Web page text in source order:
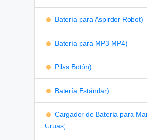
Batería para Aspirdor Robot)
Batería para MP3 MP4)
Pilas Botón)
Batería Estándar)
Cargador de Batería para
Grúas)